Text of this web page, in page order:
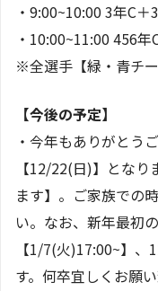
・9:00~10:00 3年C
・10:00~11:00 456年
※全選手【緑・青チ
【今後の予定】
・今年もありがとう
【12/22(日)】とな
ます】。ご家族での
い。なお、新年最初
【1/7(火)17:00~】
す。何卒宜しくお願い